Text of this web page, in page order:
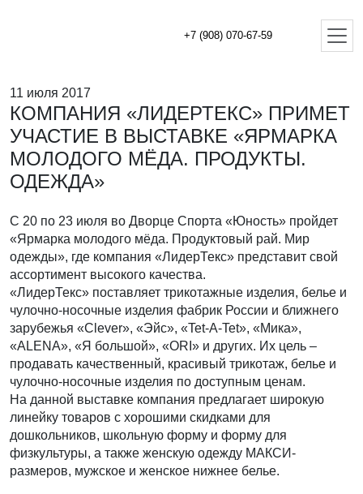
+7 (908) 070-67-59
11 июля 2017
КОМПАНИЯ «ЛИДЕРТЕКС» ПРИМЕТ
УЧАСТИЕ В ВЫСТАВКЕ «ЯРМАРКА
МОЛОДОГО МЁДА. ПРОДУКТЫ.
ОДЕЖДА»
С 20 по 23 июля во Дворце Спорта «Юность» пройдет
«Ярмарка молодого мёда. Продуктовый рай. Мир
одежды», где компания «ЛидерТекс» представит свой
ассортимент высокого качества.
«ЛидерТекс» поставляет трикотажные изделия, белье и
чулочно-носочные изделия фабрик России и ближнего
зарубежья «Clever», «Эйс», «Tet-A-Tet», «Мика»,
«ALENA», «Я большой», «ORI» и других. Их цель –
продавать качественный, красивый трикотаж, белье и
чулочно-носочные изделия по доступным ценам.
На данной выставке компания предлагает широкую
линейку товаров с хорошими скидками для
дошкольников, школьную форму и форму для
физкультуры, а также женскую одежду МАКСИ-
размеров, мужское и женское нижнее белье.